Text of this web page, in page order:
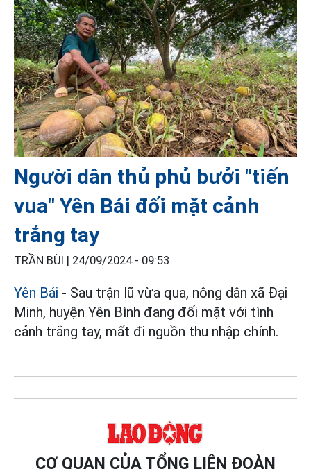
Người dân thủ phủ bưởi "tiến
vua" Yên Bái đối mặt cảnh
trắng tay
TRẦN BÙI | 24/09/2024 - 09:53
Yên Bái - Sau trận lũ vừa qua, nông dân xã Đại
Minh, huyện Yên Bình đang đối mặt với tình
cảnh trắng tay, mất đi nguồn thu nhập chính.
CƠ QUAN CỦA TỔNG LIÊN ĐOÀN